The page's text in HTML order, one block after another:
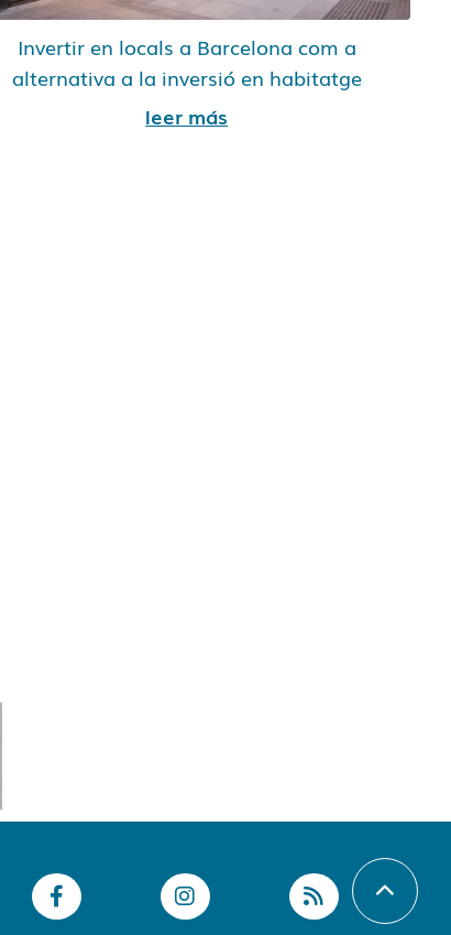
Invertir en locals a Barcelona com a
alternativa a la inversió en habitatge
leer más